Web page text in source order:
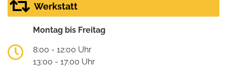
Werkstatt
Montag bis Freitag
8:00 - 12:00 Uhr
13:00 - 17.00 Uhr